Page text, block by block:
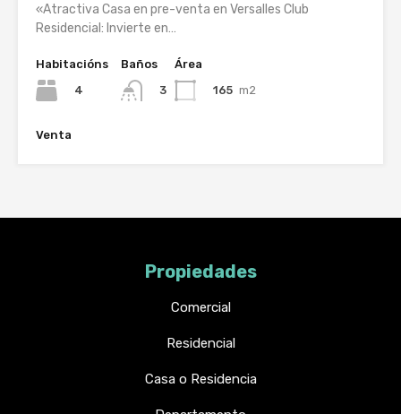
«Atractiva Casa en pre-venta en Versalles Club
Residencial: Invierte en…
Habitacións
4
Baños
3
Área
165 m2
Venta
Propiedades
Comercial
Residencial
Casa o Residencia